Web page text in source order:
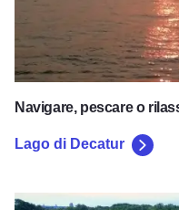
Navigare, pescare o
Lago di Decatur
L'anfiteatro Devon